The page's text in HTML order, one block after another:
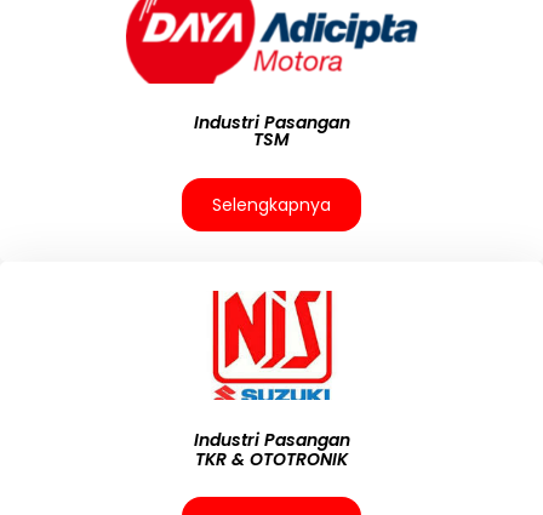
Industri Pasangan
TSM
Selengkapnya
Industri Pasangan
TKR & OTOTRONIK